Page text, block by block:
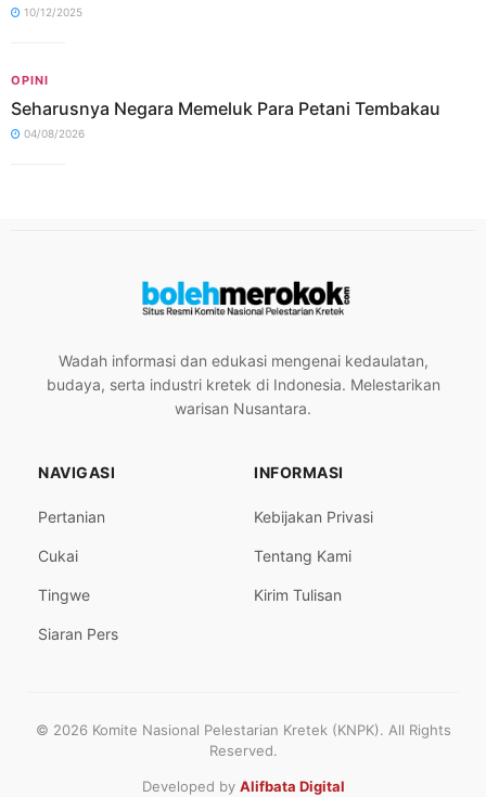
10/12/2025
OPINI
Seharusnya Negara Memeluk Para Petani Tembakau
04/08/2026
Wadah informasi dan edukasi mengenai kedaulatan,
budaya, serta industri kretek di Indonesia. Melestarikan
warisan Nusantara.
NAVIGASI
Pertanian
Cukai
Tingwe
Siaran Pers
INFORMASI
Kebijakan Privasi
Tentang Kami
Kirim Tulisan
© 2026 Komite Nasional Pelestarian Kretek (KNPK). All Rights
Reserved.
Developed by Alifbata Digital